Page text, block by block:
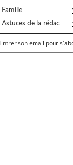
Famille
Astuces de la rédac